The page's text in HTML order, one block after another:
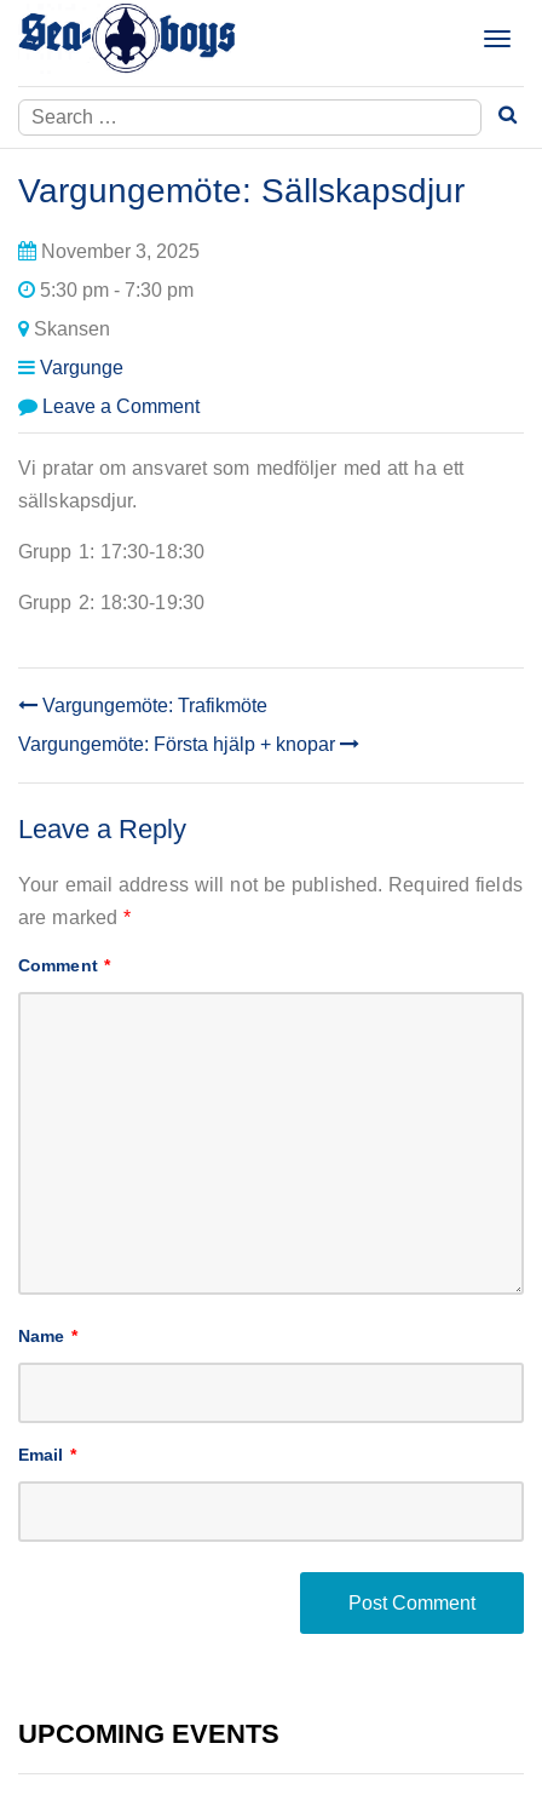
Skip
T
g
l
Search
for:
Vargungemöte: Sällskapsdjur
November 3, 2025
5:30 pm - 7:30 pm
Skansen
Vargunge
Leave a Commenton
Vargungemöte:
Sällskapsdjur
Vi pratar om ansvaret som medföljer med att ha ett
sällskapsdjur.
Grupp 1: 17:30-18:30
Grupp 2: 18:30-19:30
POST
NAVIGATION
Vargungemöte: Trafikmöte
Vargungemöte: Första hjälp + knopar
Leave a Reply
Your email address will not be published. Required fields
are marked*
Comment *
Name *
Email *
UPCOMING EVENTS